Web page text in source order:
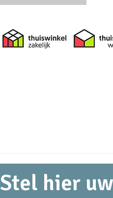
Thuiswinkel
Stel hier